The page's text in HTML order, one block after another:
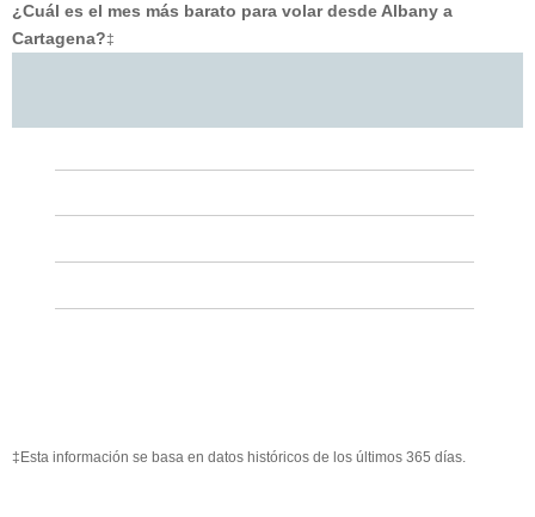
¿Cuál es el mes más barato para volar desde Albany a
Cartagena?‡
‡Esta información se basa en datos históricos de los últimos 365 días.